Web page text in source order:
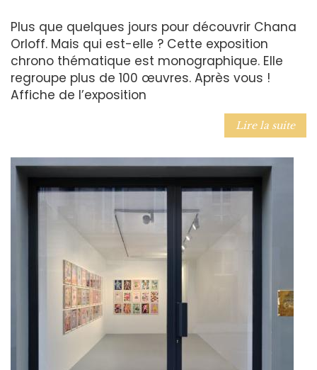
Plus que quelques jours pour découvrir Chana
Orloff. Mais qui est-elle ? Cette exposition
chrono thématique est monographique. Elle
regroupe plus de 100 œuvres. Après vous !
Affiche de l’exposition
Lire la suite